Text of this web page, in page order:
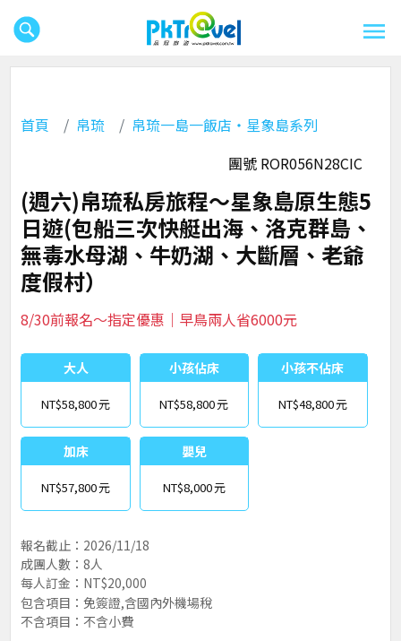
首頁 帛琉
帛琉一島一飯店‧星象島系列
團號 ROR056N28CIC
(週六)帛琉私房旅程～星象島原生態5
日遊(包船三次快艇出海、洛克群島、
無毒水母湖、牛奶湖、大斷層、老爺
度假村）
8/30前報名～指定優惠｜早鳥兩人省6000元
大人
NT$58,800
小孩佔床
NT$58,800
小孩不佔床
NT$48,800
加床
NT$57,800
嬰兒
NT$8,000
報名截止：2026/11/18
成團人數：8人
每人訂金：NT$20,000
包含項目：免簽證,含國內外機場稅
不含項目：不含小費